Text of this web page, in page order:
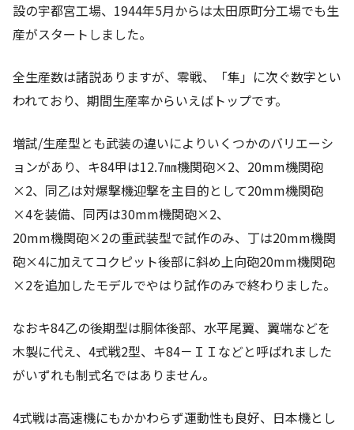
設の宇都宮工場、1944年5月からは太田原町分工場でも生
産がスタートしました。
全生産数は諸説ありますが、零戦、「隼」に次ぐ数字とい
われており、期間生産率からいえばトップです。
増試/生産型とも武装の違いによりいくつかのバリエーシ
ョンがあり、キ84甲は12.7㎜機関砲×2、20mm機関砲
×2、同乙は対爆撃機迎撃を主目的として20mm機関砲
×4を装備、同丙は30mm機関砲×2、
20mm機関砲×2の重武装型で試作のみ、丁は20mm機関
砲×4に加えてコクピット後部に斜め上向砲20mm機関砲
×2を追加したモデルでやはり試作のみで終わりました。
なおキ84乙の後期型は胴体後部、水平尾翼、翼端などを
木製に代え、4式戦2型、キ84－ＩＩなどと呼ばれました
がいずれも制式名ではありません。
4式戦は高速機にもかかわらず運動性も良好、日本機とし